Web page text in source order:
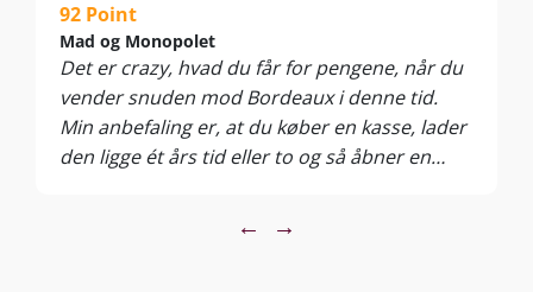
Didier Friands hållbarhetscertifierade terroir levererar här
en klassisk, smakrik Médoc som drar nytta av toppårets
perfekta väderförhållanden… Extra fyllighet, fin fruktkraft
och 14% alkohol. Bordeaux-fans, feast on this!
Njut av den till lamm, bra nötkött, fågelvilt, fläsk, kalv,
kraftiga tapas, inälvsmat och mogna ostar. Servera vid 16–
92 Point
Mad og Monopolet
Det er crazy, hvad du får for pengene, når du
vender snuden mod Bordeaux i denne tid.
Min anbefaling er, at du køber en kasse, lader
den ligge ét års tid eller to og så åbner en
← →